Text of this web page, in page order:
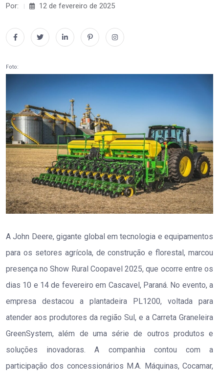
Por: 12 de fevereiro de 2025
Foto:
A John Deere, gigante global em tecnologia e equipamentos
para os setores agrícola, de construção e florestal, marcou
presença no Show Rural Coopavel 2025, que ocorre entre os
dias 10 e 14 de fevereiro em Cascavel, Paraná. No evento, a
empresa destacou a plantadeira PL1200, voltada para
atender aos produtores da região Sul, e a Carreta Graneleira
GreenSystem, além de uma série de outros produtos e
soluções inovadoras. A companhia contou com a
participação dos concessionários M.A. Máquinas, Cocamar,